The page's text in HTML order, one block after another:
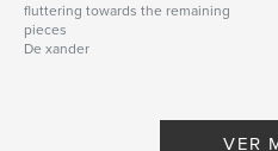
fluttering towards the remaining
pieces
De xander
VER